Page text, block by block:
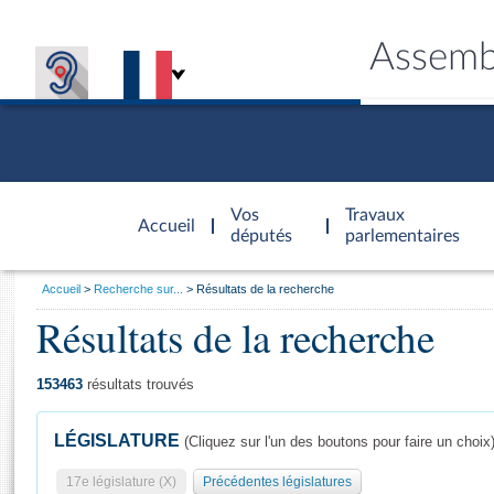
Accueil
d'accueil
Vos
députés
Travaux
parlementaires
Général
Vous
Accueil Recherche sur... Résultats de la recherche
Résultats de la recherche
153463 résultats trouvés
LÉGISLATURE (Cliquez sur l'un des boutons pour faire un choix)
17e législature (X) Précédentes législatures